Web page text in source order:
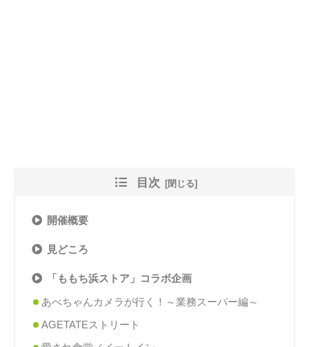
目次
開催概要
見どころ
「ももち浜ストア」コラボ企画
あべちゃんカメラが行く！～業務スーパー編～
AGETATEストリート